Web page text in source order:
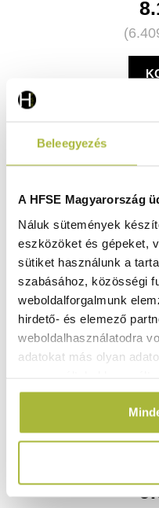
Beleegyezés
A HFSE Magyarország
Náluk sütemények
eszközöket és gépeket,
sütiket használunk a
szabásához, közösségi
weboldalforgalmunk
hirdető- és elemező
weboldalhasználatodra
adatokat más olyan
(